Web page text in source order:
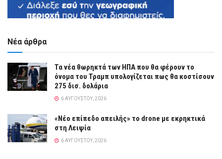
Νέα άρθρα
Τα νέα θωρηκτά των ΗΠΑ που θα φέρουν το
όνομα του Τραμπ υπολογίζεται πως θα κοστίσουν
275 δισ. δολάρια
6 ΑΥΓΟΎΣΤΟΥ, 2026
«Νέο επίπεδο απειλής» το drone με εκρηκτικά
στη Λειψία
6 ΑΥΓΟΎΣΤΟΥ, 2026